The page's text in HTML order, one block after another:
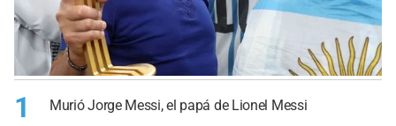
1 Murió Jorge Messi, el papá de Lionel Messi